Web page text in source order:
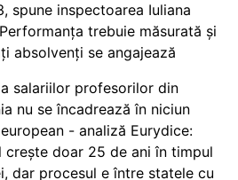
spune inspectoarea Iuliana
trebuie măsurată și
absolvenți se angajează
salariilor profesorilor din
nu se încadrează în niciun
- analiză Eurydice:
crește doar 25 de ani în timpul
dar procesul e între statele cu